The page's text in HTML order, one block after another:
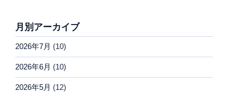
月別アーカイブ
2026年7月 (10)
2026年6月 (10)
2026年5月 (12)